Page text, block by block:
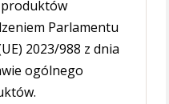
produktów
Parlamentu
2023/988 z dnia
ogólnego